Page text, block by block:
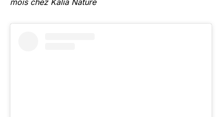
mois chez Kalia Nature